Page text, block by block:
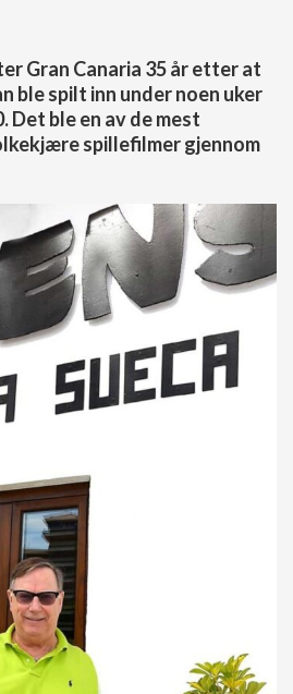
Gran Canaria 35 år etter at
ble spilt inn under noen uker
Det ble en av de mest
spillefilmer gjennom